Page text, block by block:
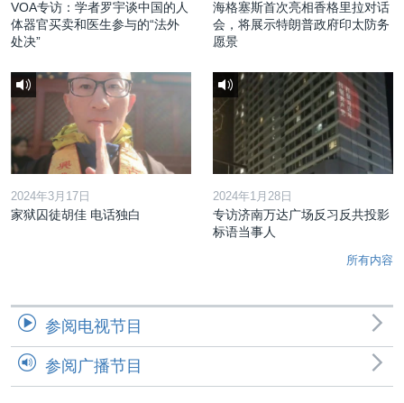
VOA专访：学者罗宇谈中国的人
体器官买卖和医生参与的“法外
处决”
海格塞斯首次亮相香格里拉对话
会，将展示特朗普政府印太防务
愿景
2024年3月17日
家狱囚徒胡佳 电话独白
2024年1月28日
专访济南万达广场反习反共投影
标语当事人
所有内容
参阅电视节目
参阅广播节目